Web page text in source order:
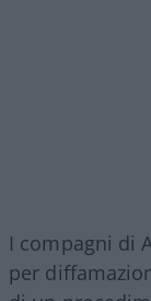
I compagni di
per